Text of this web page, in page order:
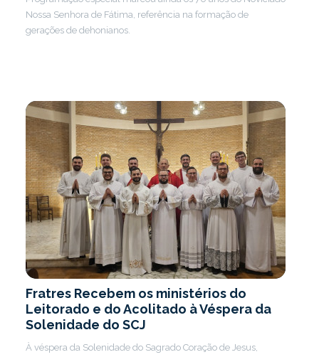
Nossa Senhora de Fátima, referência na formação de
gerações de dehonianos.
Fratres Recebem os ministérios do
Leitorado e do Acolitado à Véspera da
Solenidade do SCJ
À véspera da Solenidade do Sagrado Coração de Jesus,